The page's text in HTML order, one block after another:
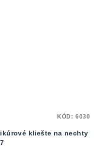
kliešte na nechty
KÓD: 6030